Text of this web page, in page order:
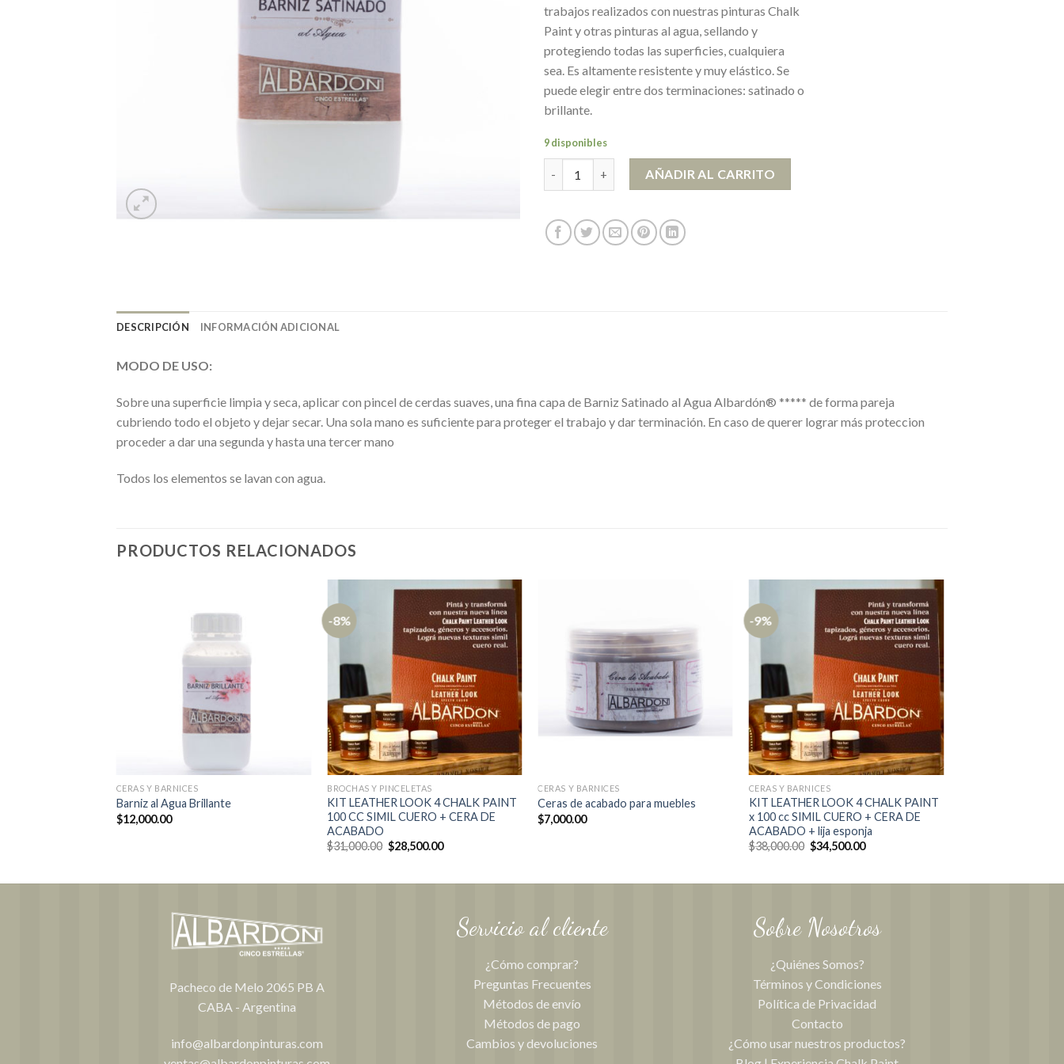
trabajos realizados con nuestras pinturas Chalk
Paint y otras pinturas al agua, sellando y
protegiendo todas las superficies, cualquiera
sea. Es altamente resistente y muy elástico. Se
puede elegir entre dos terminaciones: satinado o
brillante.
9 disponibles
Barniz al Agua Satinado 500 ML cantidad
AÑADIR AL CARRITO
DESCRIPCIÓN INFORMACIÓN ADICIONAL
MODO DE USO:
Sobre una superficie limpia y seca, aplicar con pincel de cerdas suaves, una fina capa de Barniz Satinado al Agua Albardón® ***** de forma pareja
cubriendo todo el objeto y dejar secar. Una sola mano es suficiente para proteger el trabajo y dar terminación. En caso de querer lograr más proteccion
proceder a dar una segunda y hasta una tercer mano
Todos los elementos se lavan con agua.
PRODUCTOS RELACIONADOS
CERAS Y BARNICES
Barniz al Agua Brillante
$12,000.00
-8%
BROCHAS Y PINCELETAS
KIT LEATHER LOOK 4 CHALK PAINT
100 CC SIMIL CUERO + CERA DE
ACABADO
$31,000.00 El
precio
$28,500.00El
CERAS Y BARNICES
Ceras de acabado para muebles
$7,000.00
-9%
CERAS Y BARNICES
KIT LEATHER LOOK 4 CHALK PAINT
x 100 cc SIMIL CUERO + CERA DE
ACABADO + lija esponja
$38,000.00 El
precio
$34,500.00El
Pacheco de Melo 2065 PB A
CABA - Argentina
info@albardonpinturas.com
Servicio al cliente
¿Cómo comprar?
Preguntas Frecuentes
Métodos de envío
Métodos de pago
Cambios y devoluciones
Sobre Nosotros
¿Quiénes Somos?
Términos y Condiciones
Política de Privacidad
Contacto
¿Cómo usar nuestros productos?